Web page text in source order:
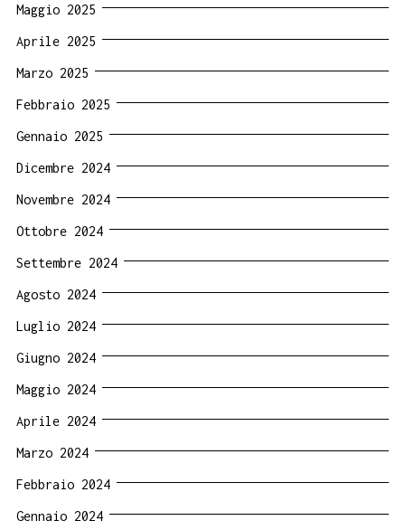
Maggio 2025
Aprile 2025
Marzo 2025
Febbraio 2025
Gennaio 2025
Dicembre 2024
Novembre 2024
Ottobre 2024
Settembre 2024
Agosto 2024
Luglio 2024
Giugno 2024
Maggio 2024
Aprile 2024
Marzo 2024
Febbraio 2024
Gennaio 2024